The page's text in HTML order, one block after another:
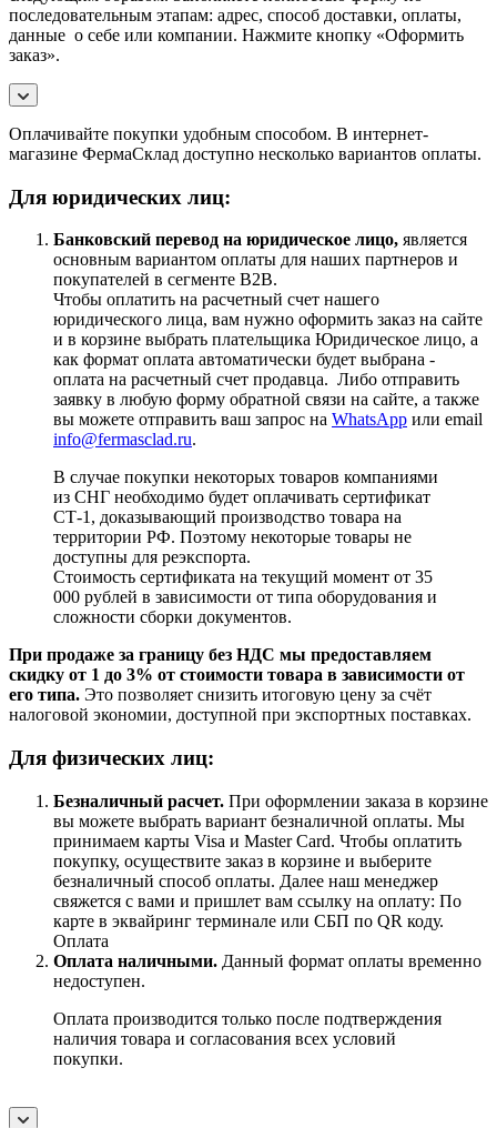
последовательным этапам: адрес, способ доставки, оплаты,
данные о себе или компании. Нажмите кнопку «Оформить
заказ».
Оплачивайте покупки удобным способом. В интернет-
магазине ФермаСклад доступно несколько вариантов оплаты.
Для юридических лиц:
Банковский перевод на юридическое лицо, является
основным вариантом оплаты для наших партнеров и
покупателей в сегменте B2B.
Чтобы оплатить на расчетный счет нашего
юридического лица, вам нужно оформить заказ на сайте
и в корзине выбрать плательщика Юридическое лицо, а
как формат оплата автоматически будет выбрана -
оплата на расчетный счет продавца. Либо отправить
заявку в любую форму обратной связи на сайте, а также
вы можете отправить ваш запрос на WhatsApp или email
info@fermasclad.ru.
В случае покупки некоторых товаров компаниями
из СНГ необходимо будет оплачивать сертификат
СТ-1, доказывающий производство товара на
территории РФ. Поэтому некоторые товары не
доступны для реэкспорта.
Стоимость сертификата на текущий момент от 35
000 рублей в зависимости от типа оборудования и
сложности сборки документов.
При продаже за границу без НДС мы предоставляем
скидку от 1 до 3% от стоимости товара в зависимости от
его типа. Это позволяет снизить итоговую цену за счёт
налоговой экономии, доступной при экспортных поставках.
Для физических лиц:
Безналичный расчет. При оформлении заказа в корзине
вы можете выбрать вариант безналичной оплаты. Мы
принимаем карты Visa и Master Card. Чтобы оплатить
покупку, осуществите заказ в корзине и выберите
безналичный способ оплаты. Далее наш менеджер
свяжется с вами и пришлет вам ссылку на оплату: По
карте в эквайринг терминале или СБП по QR коду.
Оплата
Оплата наличными. Данный формат оплаты временно
недоступен.
Оплата производится только после подтверждения
наличия товара и согласования всех условий
покупки.